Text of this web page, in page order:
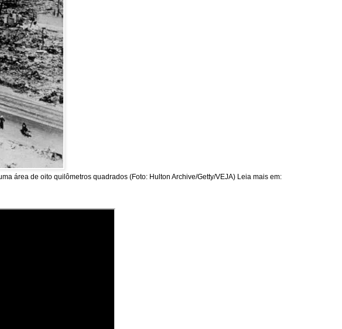
área de oito quilômetros quadrados (Foto: Hulton Archive/Getty/VEJA) Leia mais em: